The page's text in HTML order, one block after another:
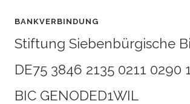
BANKVERBINDUNG
Stiftung Siebenbürgische
DE75 3846 2135 0211 0290
BIC GENODED1WIL